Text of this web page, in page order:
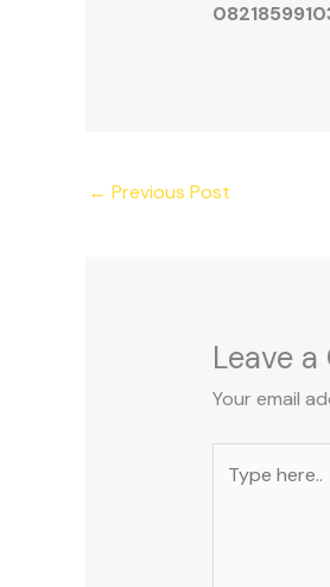
← Previous Post
Leave
Your email
here..